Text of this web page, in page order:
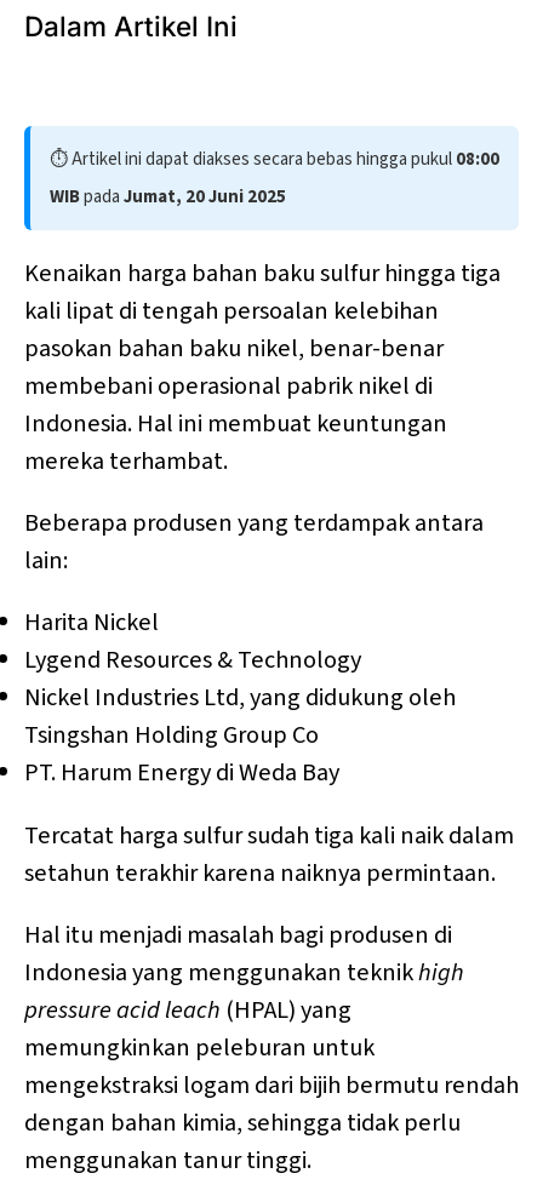
Dalam Artikel Ini
⏱️ Artikel ini dapat diakses secara bebas hingga pukul08:00
WIBpadaJumat, 20 Juni 2025
Kenaikan harga bahan baku sulfur hingga tiga
kali lipat di tengah persoalan kelebihan
pasokan bahan baku nikel, benar-benar
membebani operasional pabrik nikel di
Indonesia. Hal ini membuat keuntungan
mereka terhambat.
Beberapa produsen yang terdampak antara
lain:
Harita Nickel
Lygend Resources & Technology
Nickel Industries Ltd, yang didukung oleh
Tsingshan Holding Group Co
PT. Harum Energy di Weda Bay
Tercatat harga sulfur sudah tiga kali naik dalam
setahun terakhir karena naiknya permintaan.
Hal itu menjadi masalah bagi produsen di
Indonesia yang menggunakan teknikhigh
pressure acid leach (HPAL) yang
memungkinkan peleburan untuk
mengekstraksi logam dari bijih bermutu rendah
dengan bahan kimia, sehingga tidak perlu
menggunakan tanur tinggi.